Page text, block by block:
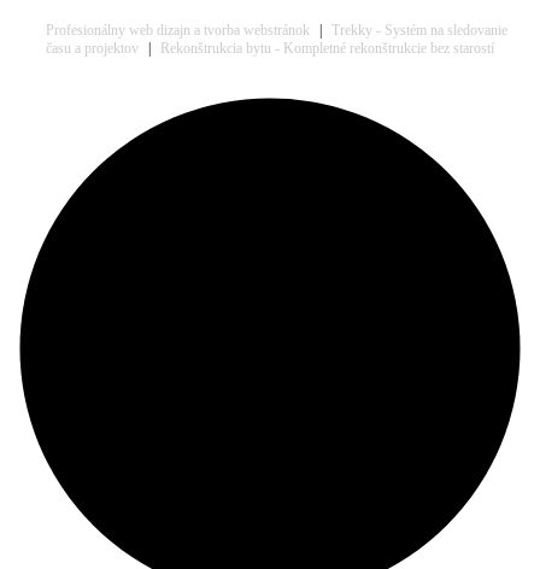
Profesionálny web dizajn a tvorba webstránok
Trekky - Systém na sledovanie
času a projektov
Rekonštrukcia bytu - Kompletné rekonštrukcie bez starostí